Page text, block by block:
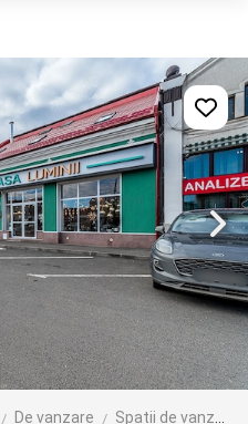
De vanzare Spatii de vanzare